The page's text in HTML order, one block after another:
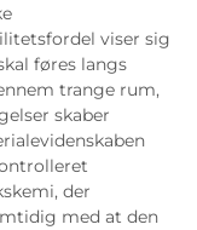
viser sig
føres langs
trange rum,
skaber
der
med at den